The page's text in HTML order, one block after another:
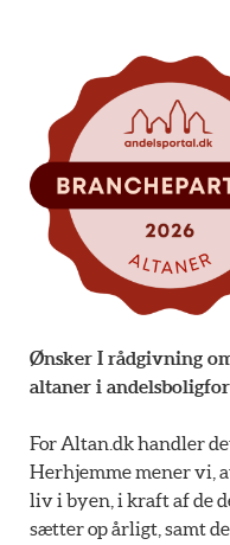
Ønsker I rådgivning
altaner i
For Altan.dk handler
Herhjemme mener vi,
liv i byen, i kraft af de
sætter op årligt, samt